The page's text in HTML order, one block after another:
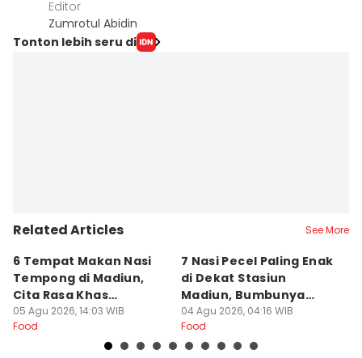
Editor
Zumrotul Abidin
Tonton lebih seru di
Related Articles See More
6 Tempat Makan Nasi
Tempong di Madiun,
Cita Rasa Khas
Banyuwangi
05 Agu 2026, 14:03 WIB
Food
7 Nasi Pecel Paling Enak
di Dekat Stasiun
Madiun, Bumbunya
Khas
04 Agu 2026, 04:16 WIB
Food